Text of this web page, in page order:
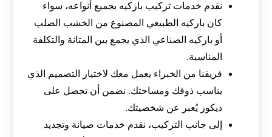
نقدم خدمات تركيب باركيه بجميع أنواعه، سواء
كان باركيه الطبيعي المصنوع من الخشب الصلب
أو باركيه الصناعي الذي يجمع بين المتانة والتكلفة
المناسبة.
فريقنا من الخبراء يعمل معك لاختيار التصميم الذي
يناسب ذوقك ومساحتك. نضمن أن تحصل على
ديكور يُعبر عن شخصيتك.
إلى جانب التركيب، نقدم خدمات صيانة وتجديد